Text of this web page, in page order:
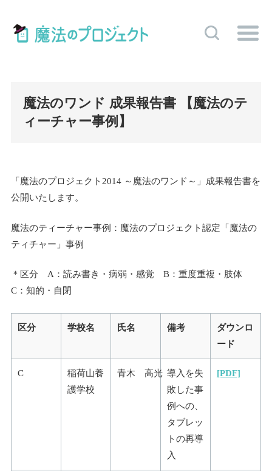
魔法のワンド 成果報告書 【魔法のテ
ィーチャー事例】
「魔法のプロジェクト2014 ～魔法のワンド～」成果報告書を
公開いたします。
魔法のティーチャー事例：魔法のプロジェクト認定「魔法の
ティチャー」事例
＊区分 A：読み書き・病弱・感覚 B：重度重複・肢体
C：知的・自閉
区分 学校名 氏名 備考
ダウンロ
ード
C
稲荷山養
護学校
青木 高光 導入を失
敗した事
例への、
タブレッ
トの再導
入
[PDF]